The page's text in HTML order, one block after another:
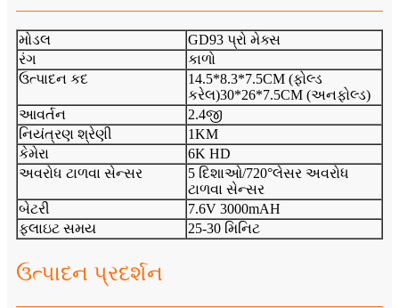
મોડલ
GD93 પ્રો મેક્સ
રંગ
કાળો
ઉત્પાદન કદ
14.5*8.3*7.5CM (ફોલ્ડ
કરેલ)30*26*7.5CM (અનફોલ્ડ)
આવર્તન
2.4જી
નિયંત્રણ શ્રેણી
1KM
કેમેરા
6K HD
અવરોધ ટાળવા સેન્સર
5 દિશાઓ/720°લેસર અવરોધ
ટાળવા સેન્સર
બેટરી
7.6V 3000mAH
ફ્લાઇટ સમય
25-30 મિનિટ
ઉત્પાદન પ્રદર્શન